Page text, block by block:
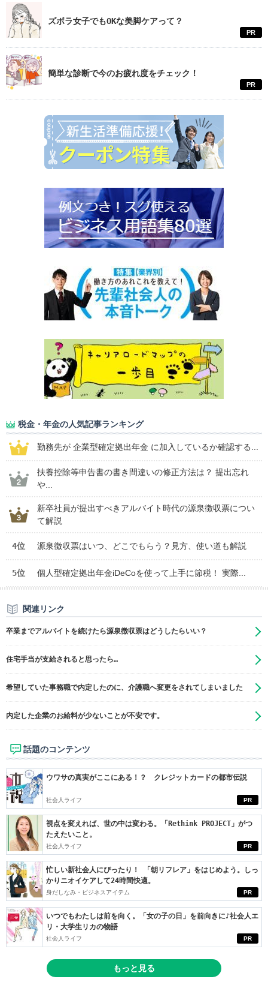
ズボラ女子でもOKな美脚ケアって？
PR
簡単な診断で今のお疲れ度をチェック！
PR
税金・年金の人気記事ランキング
勤務先が 企業型確定拠出年金 に加入しているか確認する...
扶養控除等申告書の書き間違いの修正方法は？ 提出忘れ
や...
新卒社員が提出すべきアルバイト時代の源泉徴収票につい
て解説
4位 源泉徴収票はいつ、どこでもらう？見方、使い道も解説
5位 個人型確定拠出年金iDeCoを使って上手に節税！ 実際...
関連リンク
卒業までアルバイトを続けたら源泉徴収票はどうしたらいい？
住宅手当が支給されると思ったら…
希望していた事務職で内定したのに、介護職へ変更をされてしまいました
内定した企業のお給料が少ないことが不安です。
話題のコンテンツ
PR
ウワサの真実がここにある！？ クレジットカードの都市伝説
社会人ライフ
PR
視点を変えれば、世の中は変わる。「Rethink PROJECT」がつ
たえたいこと。
社会人ライフ
PR
忙しい新社会人にぴったり！ 「朝リフレア」をはじめよう。しっ
かりニオイケアして24時間快適。
身だしなみ・ビジネスアイテム
PR
いつでもわたしは前を向く。「女の子の日」を前向きに♪社会人エ
リ・大学生リカの物語
社会人ライフ
もっと見る